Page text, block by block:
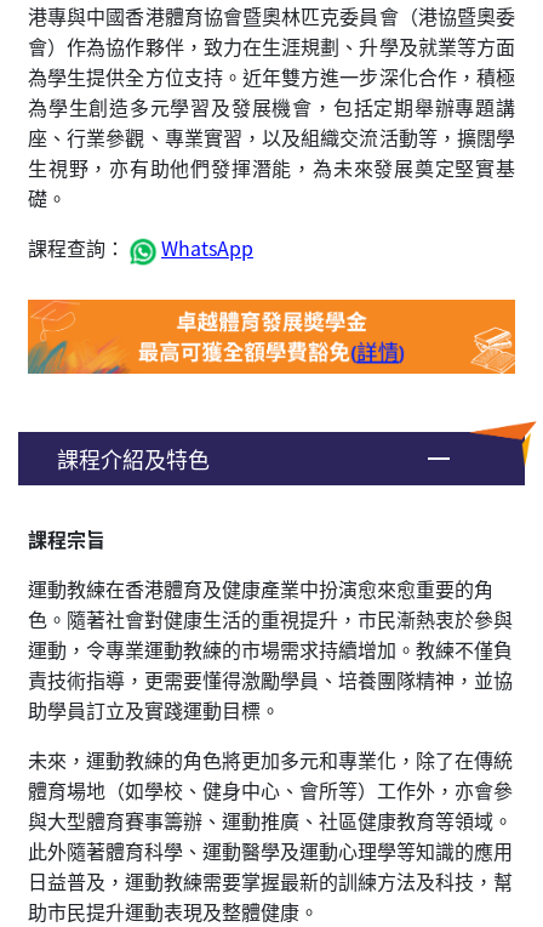
港專與中國香港體育協會暨奧林匹克委員會（港協暨奧委
會）作為協作夥伴，致力在生涯規劃、升學及就業等方面
為學生提供全方位支持。近年雙方進一步深化合作，積極
為學生創造多元學習及發展機會，包括定期舉辦專題講
座、行業參觀、專業實習，以及組織交流活動等，擴闊學
生視野，亦有助他們發揮潛能，為未來發展奠定堅實基
礎。
課程查詢：
WhatsApp
課程介紹及特色
課程宗旨
運動教練在香港體育及健康產業中扮演愈來愈重要的角
色。隨著社會對健康生活的重視提升，市民漸熱衷於參與
運動，令專業運動教練的市場需求持續增加。教練不僅負
責技術指導，更需要懂得激勵學員、培養團隊精神，並協
助學員訂立及實踐運動目標。
未來，運動教練的角色將更加多元和專業化，除了在傳統
體育場地（如學校、健身中心、會所等）工作外，亦會參
與大型體育賽事籌辦、運動推廣、社區健康教育等領域。
此外隨著體育科學、運動醫學及運動心理學等知識的應用
日益普及，運動教練需要掌握最新的訓練方法及科技，幫
助市民提升運動表現及整體健康。